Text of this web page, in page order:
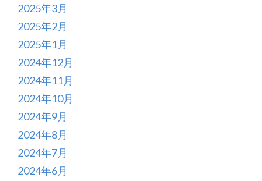
2025年3月
2025年2月
2025年1月
2024年12月
2024年11月
2024年10月
2024年9月
2024年8月
2024年7月
2024年6月